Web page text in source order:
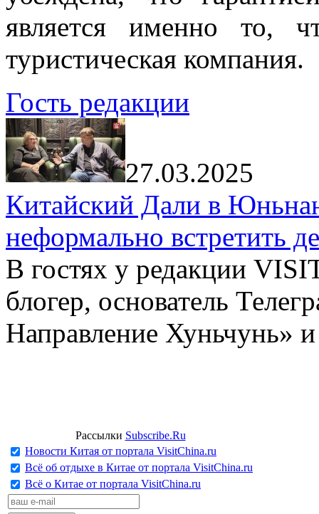
является именно то,
туристическая компания.
Гость редакции
27.03.2025
Китайский Дали в
неформально встретить
В гостях у редакции
блогер, основатель
Направление Хуньчунь»
Рассылки Subscribe.Ru
Новости Китая от портала VisitChina.ru
Всё об отдыхе в Китае от портала VisitChina.ru
Всё о Китае от портала VisitChina.ru